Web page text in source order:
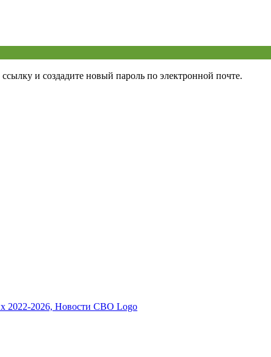
и создадите новый пароль по электронной почте.